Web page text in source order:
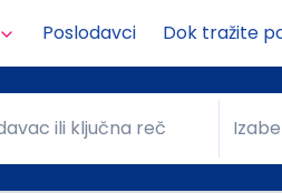
Poslodavci Dok tražite
ili ključna reč
ili ključna reč Grad